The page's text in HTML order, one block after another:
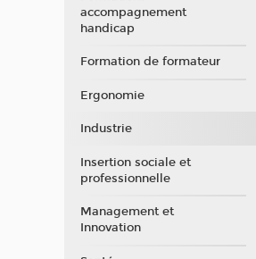
accompagnement
handicap
Formation de formateur
Ergonomie
Industrie
Insertion sociale et
professionnelle
Management et
Innovation